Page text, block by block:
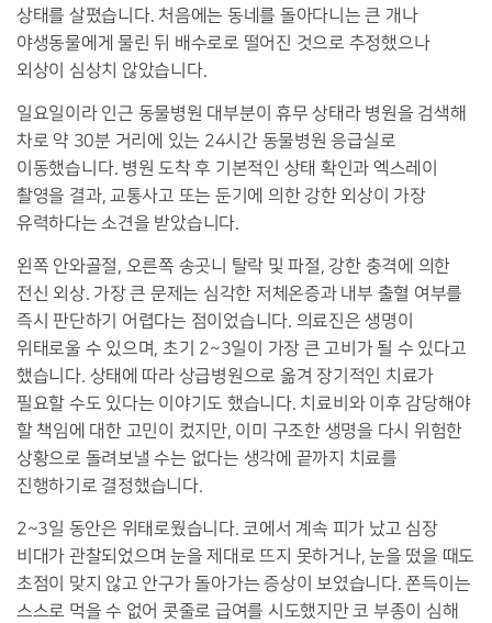
상태를 살폈습니다. 처음에는 동네를 돌아다니는 큰 개나
야생동물에게 물린 뒤 배수로로 떨어진 것으로 추정했으나
외상이 심상치 않았습니다.
일요일이라 인근 동물병원 대부분이 휴무 상태라 병원을 검색해
차로 약 30분 거리에 있는 24시간 동물병원 응급실로
이동했습니다. 병원 도착 후 기본적인 상태 확인과 엑스레이
촬영을 결과, 교통사고 또는 둔기에 의한 강한 외상이 가장
유력하다는 소견을 받았습니다.
왼쪽 안와골절, 오른쪽 송곳니 탈락 및 파절, 강한 충격에 의한
전신 외상. 가장 큰 문제는 심각한 저체온증과 내부 출혈 여부를
즉시 판단하기 어렵다는 점이었습니다. 의료진은 생명이
위태로울 수 있으며, 초기 2~3일이 가장 큰 고비가 될 수 있다고
했습니다. 상태에 따라 상급병원으로 옮겨 장기적인 치료가
필요할 수도 있다는 이야기도 했습니다. 치료비와 이후 감당해야
할 책임에 대한 고민이 컸지만, 이미 구조한 생명을 다시 위험한
상황으로 돌려보낼 수는 없다는 생각에 끝까지 치료를
진행하기로 결정했습니다.
2~3일 동안은 위태로웠습니다.코에서 계속 피가 났고 심장
비대가 관찰되었으며 눈을 제대로 뜨지 못하거나,눈을 떴을 때도
초점이 맞지 않고 안구가 돌아가는 증상이 보였습니다.쫀득이는
스스로 먹을 수 없어 콧줄로 급여를 시도했지만 코 부종이 심해